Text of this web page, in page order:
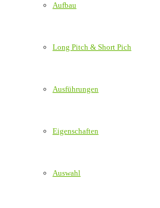
Aufbau
Long Pitch & Short Pich
Ausführungen
Eigenschaften
Auswahl